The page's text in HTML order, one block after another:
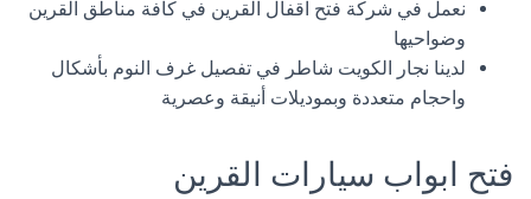
نعمل في شركة فتح اقفال القرين في كافة مناطق القرين
وضواحيها
لدينا نجار الكويت شاطر في تفصيل غرف النوم بأشكال
واحجام متعددة وبموديلات أنيقة وعصرية
فتح ابواب سيارات القرين